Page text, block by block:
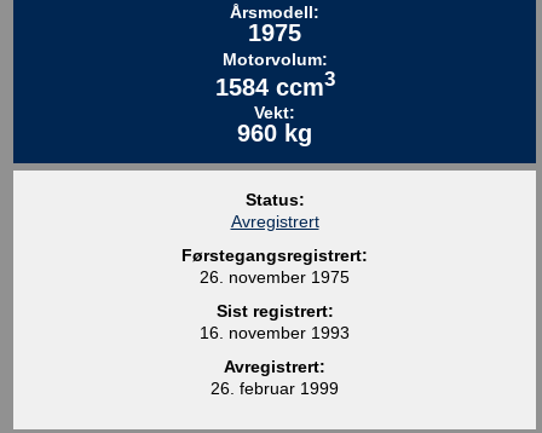
Årsmodell:
1975
Motorvolum:
1584 ccm3
Vekt:
960 kg
Status:
Avregistrert
Førstegangsregistrert:
26. november 1975
Sist registrert:
16. november 1993
Avregistrert:
26. februar 1999